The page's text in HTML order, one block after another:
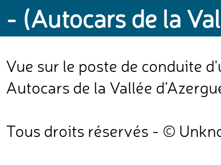
- (Autocars de la
Vue sur le poste de conduite
Autocars de la Vallée
Tous droits réservés - ©